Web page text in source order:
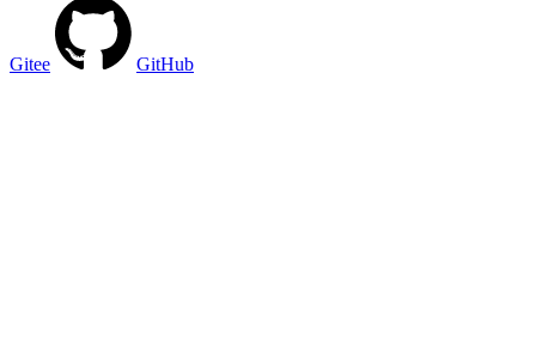
Gitee GitHub